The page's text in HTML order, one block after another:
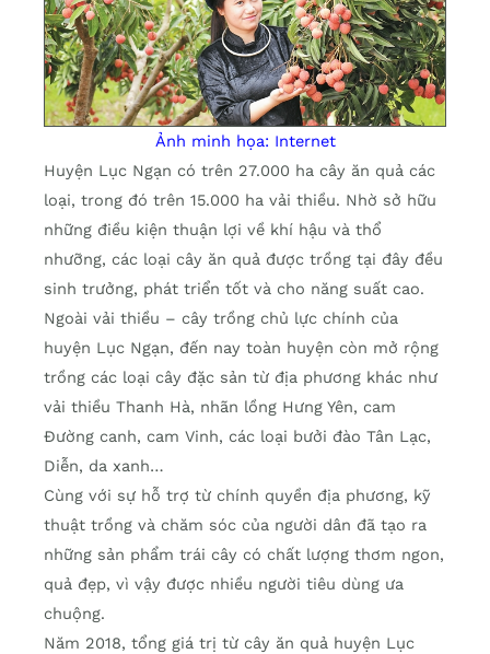
Ảnh minh họa: Internet
Huyện Lục Ngạn có trên 27.000 ha cây ăn quả các
loại, trong đó trên 15.000 ha vải thiều. Nhờ sở hữu
những điều kiện thuận lợi về khí hậu và thổ
nhưỡng, các loại cây ăn quả được trồng tại đây đều
sinh trưởng, phát triển tốt và cho năng suất cao.
Ngoài vải thiều – cây trồng chủ lực chính của
huyện Lục Ngạn, đến nay toàn huyện còn mở rộng
trồng các loại cây đặc sản từ địa phương khác như
vải thiều Thanh Hà, nhãn lồng Hưng Yên, cam
Đường canh, cam Vinh, các loại bưởi đào Tân Lạc,
Diễn, da xanh…
Cùng với sự hỗ trợ từ chính quyền địa phương, kỹ
thuật trồng và chăm sóc của người dân đã tạo ra
những sản phẩm trái cây có chất lượng thơm ngon,
quả đẹp, vì vậy được nhiều người tiêu dùng ưa
chuộng.
Năm 2018, tổng giá trị từ cây ăn quả huyện Lục